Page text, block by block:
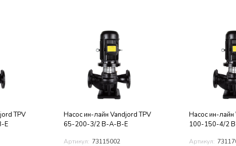
TPV
E
Насос ин-лайн Vandjord TPV
65-200-3/2 B-A-B-E
Артикул: 73115002
Насос ин-лайн
100-150-4/2
Артикул: